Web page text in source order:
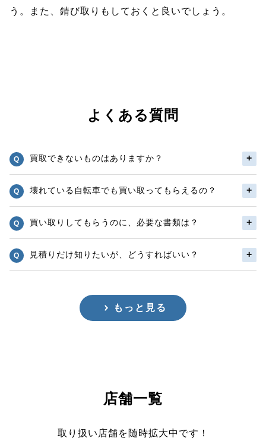
う。また、錆び取りもしておくと良いでしょう。
よくある質問
買取できないものはありますか？
壊れている自転車でも買い取ってもらえるの？
買い取りしてもらうのに、必要な書類は？
見積りだけ知りたいが、どうすればいい？
もっと見る
店舗一覧
取り扱い店舗を随時拡大中です！